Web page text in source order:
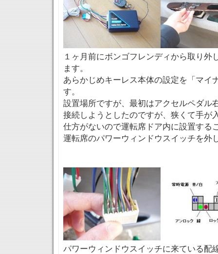
１ヶ月前にボンゴフレンディから取り外
ます。
あらかじめキーレス本体の設定を「マイ
す。
設置場所ですが、最初はアクセルペダル
接続しようとしたのですが、狭くて手が
仕方がないので運転席ドア内に設置する
運転席のパワーウィンドウスイッチを外
パワーウィンドウスイッチに来ている配